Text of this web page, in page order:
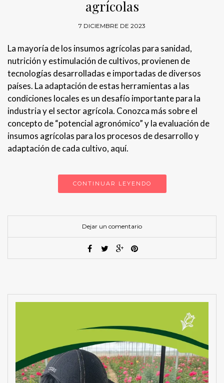
agrícolas
7 DICIEMBRE DE 2023
La mayoría de los insumos agrícolas para sanidad,
nutrición y estimulación de cultivos, provienen de
tecnologías desarrolladas e importadas de diversos
países. La adaptación de estas herramientas a las
condiciones locales es un desafío importante para la
industria y el sector agrícola. Conozca más sobre el
concepto de “potencial agronómico” y la evaluación de
insumos agrícolas para los procesos de desarrollo y
adaptación de cada cultivo, aquí.
CONTINUAR LEYENDO
Dejar un comentario